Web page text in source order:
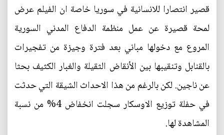
قصير انتصارا للانسانية في سوريا خاصة ان الفيلم عرض
لمحة قصيرة عن عمل منظمة الدفاع المدني السورية
المروع مع دخولها مباني بعد فترة وجيزة من تفجيرات
بالقنابل وتنقيبها بين الأنقاض الثقيلة والغبار الكثيف بحثا
عن ناجين. لكن بالرغم من هذا الاحداث الشيقة التي حدثت
في حفلة توزيع الاوسكار سجلت انخفاض 4% من نسبة
المشاهدة لها.